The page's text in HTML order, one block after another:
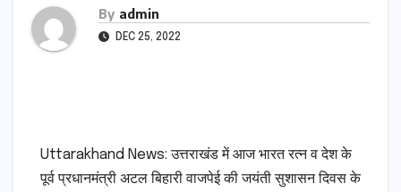
By admin
DEC 25, 2022
Uttarakhand News: उत्तराखंड में आज भारत रत्न व देश के
पूर्व प्रधानमंत्री अटल बिहारी वाजपेई की जयंती सुशासन दिवस के